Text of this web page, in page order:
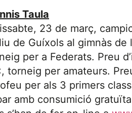
Taula
23 de març,
de Guíxols al gimnàs de
per a Federats. Preu
torneig per amateurs.
per als 3 primers
amb consumició